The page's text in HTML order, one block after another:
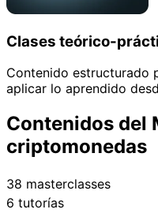
Clases teórico-
Contenido estructurado
aplicar lo aprendido
Contenidos del
criptomonedas
38 masterclasses
6 tutorías